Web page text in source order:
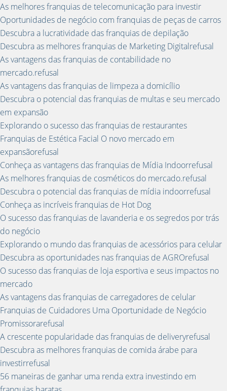
As melhores franquias de telecomunicação para investir
Oportunidades de negócio com franquias de peças de carros
Descubra a lucratividade das franquias de depilação
Descubra as melhores franquias de Marketing Digitalrefusal
As vantagens das franquias de contabilidade no
mercado.refusal
As vantagens das franquias de limpeza a domicílio
Descubra o potencial das franquias de multas e seu mercado
em expansão
Explorando o sucesso das franquias de restaurantes
Franquias de Estética Facial O novo mercado em
expansãorefusal
Conheça as vantagens das franquias de Mídia Indoorrefusal
As melhores franquias de cosméticos do mercado.refusal
Descubra o potencial das franquias de mídia indoorrefusal
Conheça as incríveis franquias de Hot Dog
O sucesso das franquias de lavanderia e os segredos por trás
do negócio
Explorando o mundo das franquias de acessórios para celular
Descubra as oportunidades nas franquias de AGROrefusal
O sucesso das franquias de loja esportiva e seus impactos no
mercado
As vantagens das franquias de carregadores de celular
Franquias de Cuidadores Uma Oportunidade de Negócio
Promissorarefusal
A crescente popularidade das franquias de deliveryrefusal
Descubra as melhores franquias de comida árabe para
investirrefusal
56 maneiras de ganhar uma renda extra investindo em